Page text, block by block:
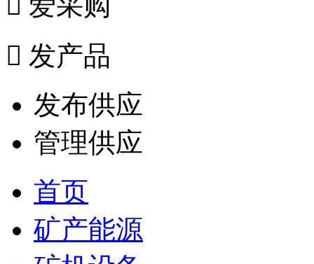
 发产品
发布供应
管理供应
首页
矿产能源